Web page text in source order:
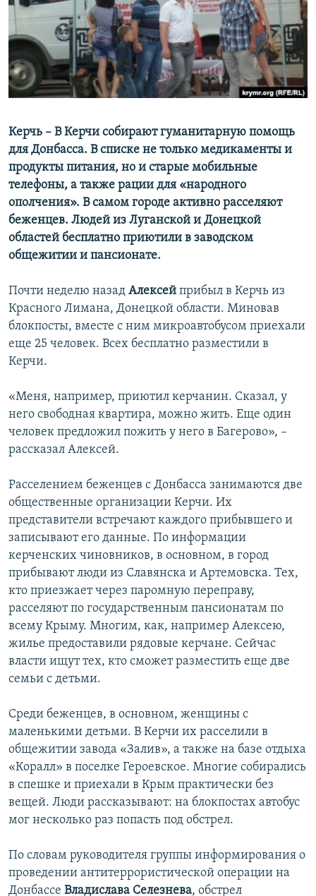
ПОБЕДИТЕЛЕЙ НЕ СУДЯТ?
КРЫМ.НЕПОКОРЕННЫЙ
ELIFBE
УКРАИНСКАЯ ПРОБЛЕМА КРЫМА
ПРИСОЕДИНЯЙТЕСЬ!
Керчь – В Керчи собирают гуманитарную помощь
для Донбасса. В списке не только медикаменты и
продукты питания, но и старые мобильные
телефоны, а также рации для «народного
ополчения». В самом городе активно расселяют
беженцев. Людей из Луганской и Донецкой
областей бесплатно приютили в заводском
общежитии и пансионате.
Почти неделю назад Алексей прибыл в Керчь из
Красного Лимана, Донецкой области. Миновав
блокпосты, вместе с ним микроавтобусом приехали
еще 25 человек. Всех бесплатно разместили в
Керчи.
«Меня, например, приютил керчанин. Сказал, у
него свободная квартира, можно жить. Еще один
человек предложил пожить у него в Багерово», –
рассказал Алексей.
Расселением беженцев с Донбасса занимаются две
общественные организации Керчи. Их
представители встречают каждого прибывшего и
записывают его данные. По информации
керченских чиновников, в основном, в город
прибывают люди из Славянска и Артемовска. Тех,
кто приезжает через паромную переправу,
расселяют по государственным пансионатам по
всему Крыму. Многим, как, например Алексею,
жилье предоставили рядовые керчане. Сейчас
власти ищут тех, кто сможет разместить еще две
семьи с детьми.
Среди беженцев, в основном, женщины с
маленькими детьми. В Керчи их расселили в
общежитии завода «Залив», а также на базе отдыха
«Коралл» в поселке Героевское. Многие собирались
в спешке и приехали в Крым практически без
вещей. Люди рассказывают: на блокпостах автобус
мог несколько раз попасть под обстрел.
По словам руководителя группы информирования о
проведении антитеррористической операции на
Донбассе Владислава Селезнева, обстрел